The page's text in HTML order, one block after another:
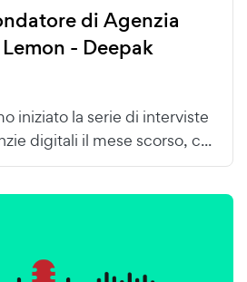
di Agenzia
- Deepak
iniziato la serie di interviste
digitali il mese scorso, c...